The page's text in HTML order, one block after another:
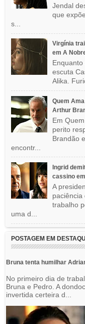
Jendal
que
s...
Virgínia
em A
escuta
Alika.
Quem
Arthur
Em
perito
Brandão
encontr...
Ingrid
cassino
A
paciência
trabalho
uma d...
POSTAGEM EM
Bruna tenta humilhar
No primeiro dia de
Bruna e Pedro. A
invertida certeira d...